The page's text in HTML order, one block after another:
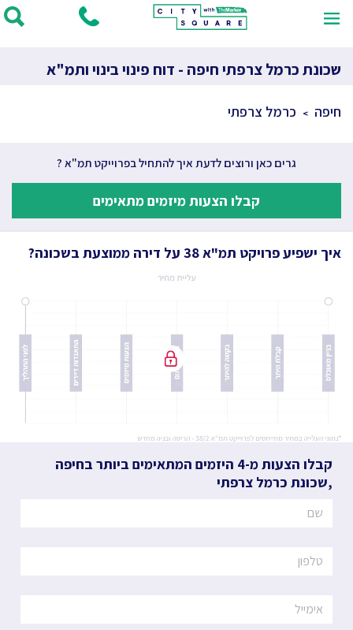
שכונת כרמל צרפתי חיפה - דוח פינוי בינוי ותמ"א
חיפה כרמל צרפתי
גרים כאן ורוצים לדעת איך להתחיל בפרוייקט תמ"א ?
קבלו הצעות מיזמים מתאימים
איך ישפיע פרויקט תמ"א 38 על דירה ממוצעת בשכונה?
קבלו הצעות מ-4 היזמים המתאימים ביותר
בחיפה
,שכונת כרמל צרפתי